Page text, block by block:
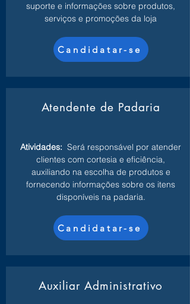
suporte e informações sobre produtos,
serviços e promoções da loja
Candidatar-se
Atendente de Padaria
Atividades: Será responsável por atender
clientes com cortesia e eficiência,
auxiliando na escolha de produtos e
fornecendo informações sobre os itens
disponíveis na padaria.
Candidatar-se
Auxiliar Administrativo